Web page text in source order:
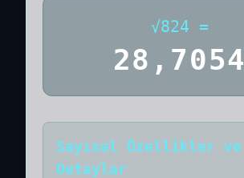
√824 =
28,7054
Sayısal Özellikler ve
Detaylar